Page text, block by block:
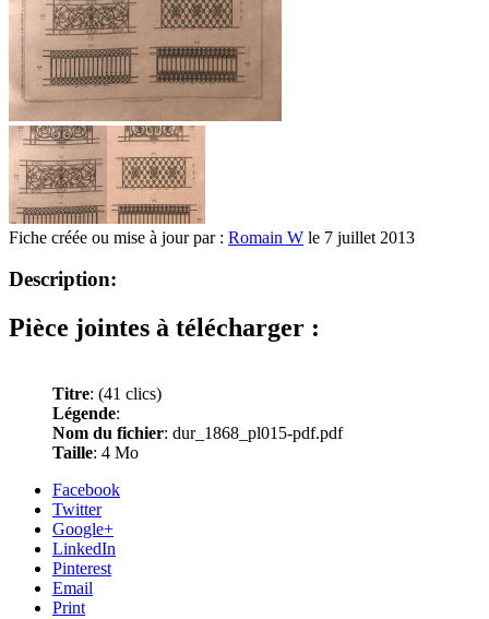
Fiche créée ou mise à jour par : Romain W le 7 juillet 2013
Description:
Pièce jointes à télécharger :
Titre: (41 clics)
Légende:
Nom du fichier: dur_1868_pl015-pdf.pdf
Taille: 4 Mo
Facebook
Twitter
Google+
LinkedIn
Pinterest
Email
Print